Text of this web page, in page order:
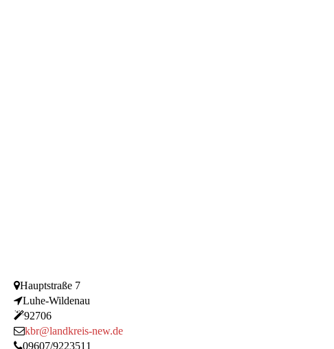
Hauptstraße 7
Luhe-Wildenau
92706
kbr@landkreis-new.de
09607/9223511